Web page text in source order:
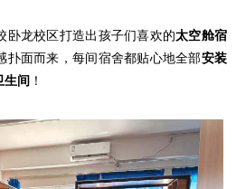
龙校区打造出孩子们喜欢的太空舱宿
扑面而来，每间宿舍都贴心地全部安装
生间 ！